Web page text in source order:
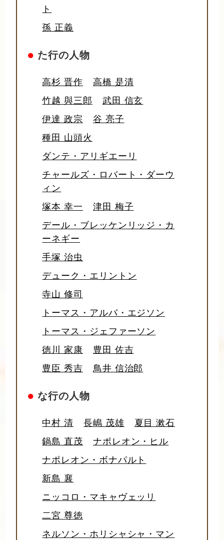
ト
孫 正義
● た行の人物
高杉 晋作
高橋 是清
竹越 與三郎
武田 信玄
伊達 政宗
谷 亮子
種田 山頭火
ダンテ・アリギエーリ
チャールズ・ロバート・ダーウ
ィン
塚本 幸一
津田 梅子
デール・ブレッケンリッジ・カ
ーネギー
手塚 治虫
デューク・エリントン
寺山 修司
トーマス・アルバ・エジソン
トーマス・ジェファーソン
徳川 家康
豊田 佐吉
豊臣 秀吉
鳥井 信治郎
● な行の人物
中村 清 長嶋 茂雄
夏目 漱石
鍋島 直茂
ナポレオン・ヒル
ナポレオン・ボナパルト
新島 襄
ニッコロ・マキャヴェッリ
二宮 尊徳
ネルソン・ホリシャシャ・マン